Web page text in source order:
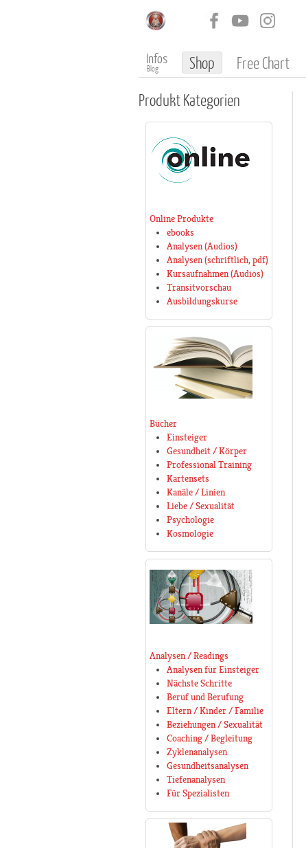
Infos
Blog Shop Free Chart
ProduktKategorien
Online Produkte
ebooks
Analysen (Audios)
Analysen (schriftlich, pdf)
Kursaufnahmen (Audios)
Transitvorschau
Ausbildungskurse
Bücher
Einsteiger
Gesundheit / Körper
Professional Training
Kartensets
Kanäle / Linien
Liebe / Sexualität
Psychologie
Kosmologie
Analysen / Readings
Analysen für Einsteiger
Nächste Schritte
Beruf und Berufung
Eltern / Kinder / Familie
Beziehungen / Sexualität
Coaching / Begleitung
Zyklenanalysen
Gesundheitsanalysen
Tiefenanalysen
Für Spezialisten